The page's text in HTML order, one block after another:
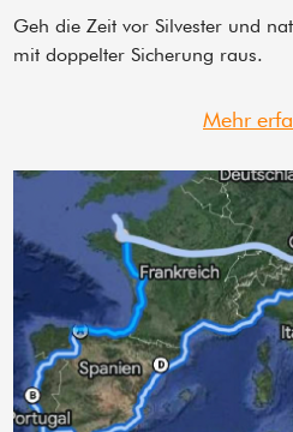
Geh die Zeit vor Silvester und
mit doppelter Sicherung raus.
Mehr